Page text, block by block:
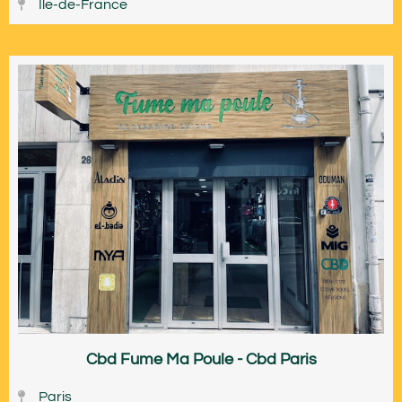
Île-de-France
Cbd Fume Ma Poule - Cbd Paris
Paris